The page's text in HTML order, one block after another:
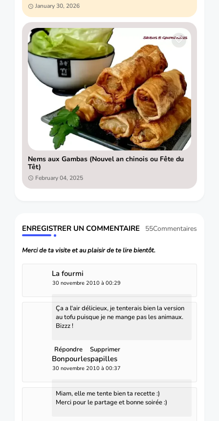
January 30, 2026
Nems aux Gambas (Nouvel an chinois ou Fête du
Têt)
February 04, 2025
ENREGISTRER UN COMMENTAIRE 55Commentaires
Merci de ta visite et au plaisir de te lire bientôt.
La fourmi
30 novembre 2010 à 00:29
Ça a l'air délicieux, je tenterais bien la version
au tofu puisque je ne mange pas les animaux.
Bizzz !
Répondre Supprimer
Bonpourlespapilles
30 novembre 2010 à 00:37
Miam, elle me tente bien ta recette :)
Merci pour le partage et bonne soirée :)